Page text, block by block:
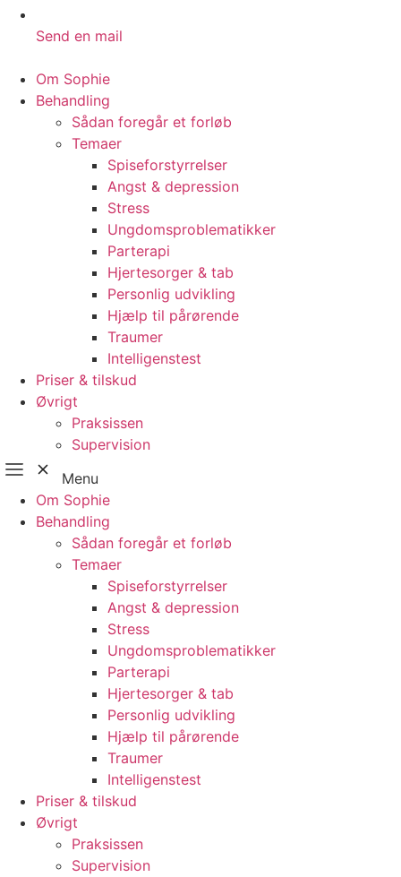
Send en mail
Om Sophie
Behandling
Sådan foregår et forløb
Temaer
Spiseforstyrrelser
Angst & depression
Stress
Ungdomsproblematikker
Parterapi
Hjertesorger & tab
Personlig udvikling
Hjælp til pårørende
Traumer
Intelligenstest
Priser & tilskud
Øvrigt
Praksissen
Supervision
Menu
Om Sophie
Behandling
Sådan foregår et forløb
Temaer
Spiseforstyrrelser
Angst & depression
Stress
Ungdomsproblematikker
Parterapi
Hjertesorger & tab
Personlig udvikling
Hjælp til pårørende
Traumer
Intelligenstest
Priser & tilskud
Øvrigt
Praksissen
Supervision